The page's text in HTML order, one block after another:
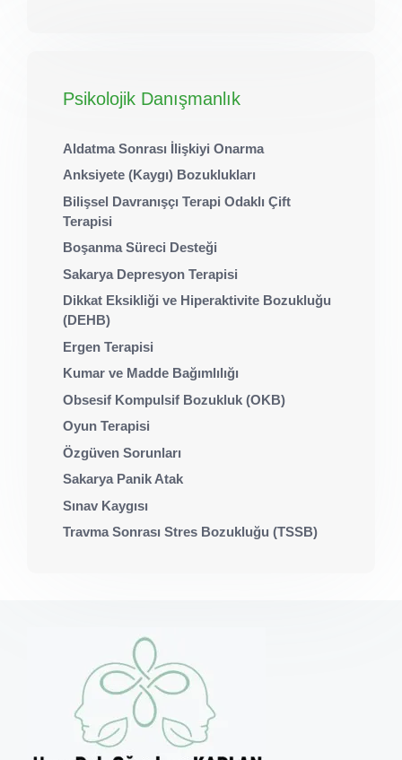
Psikolojik Danışmanlık
Aldatma Sonrası İlişkiyi Onarma
Anksiyete (Kaygı) Bozuklukları
Bilişsel Davranışçı Terapi Odaklı Çift
Terapisi
Boşanma Süreci Desteği
Sakarya Depresyon Terapisi
Dikkat Eksikliği ve Hiperaktivite Bozukluğu
(DEHB)
Ergen Terapisi
Kumar ve Madde Bağımlılığı
Obsesif Kompulsif Bozukluk (OKB)
Oyun Terapisi
Özgüven Sorunları
Sakarya Panik Atak
Sınav Kaygısı
Travma Sonrası Stres Bozukluğu (TSSB)